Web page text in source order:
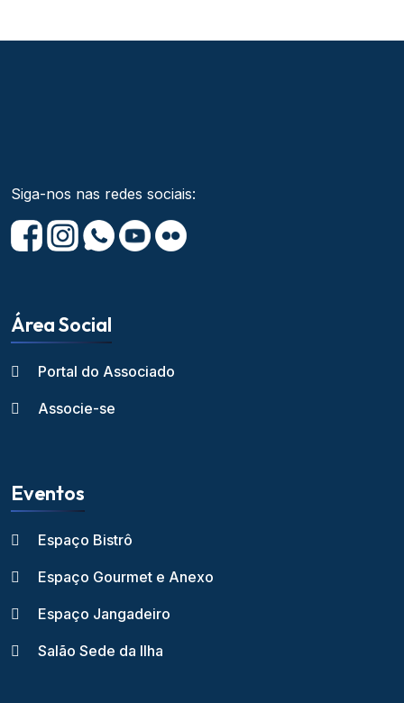
Siga-nos nas redes sociais:
Área Social
Portal do Associado
Associe-se
Eventos
Espaço Bistrô
Espaço Gourmet e Anexo
Espaço Jangadeiro
Salão Sede da Ilha